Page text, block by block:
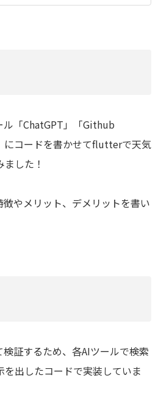
ル「ChatGPT」「Github
コードを書かせてflutterで天気
した！
やメリット、デメリットを書い
証するため、各AIツールで検索
を出したコードで実装していま